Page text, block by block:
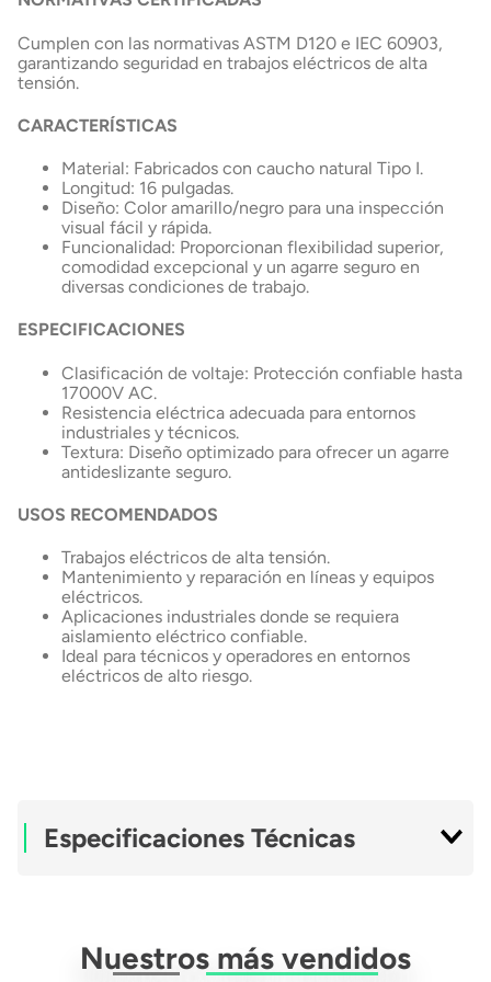
Cumplen con las normativas ASTM D120 e IEC 60903,
garantizando seguridad en trabajos eléctricos de alta
tensión.
CARACTERÍSTICAS
Material: Fabricados con caucho natural Tipo I.
Longitud: 16 pulgadas.
Diseño: Color amarillo/negro para una inspección
visual fácil y rápida.
Funcionalidad: Proporcionan flexibilidad superior,
comodidad excepcional y un agarre seguro en
diversas condiciones de trabajo.
ESPECIFICACIONES
Clasificación de voltaje: Protección confiable hasta
17000V AC.
Resistencia eléctrica adecuada para entornos
industriales y técnicos.
Textura: Diseño optimizado para ofrecer un agarre
antideslizante seguro.
USOS RECOMENDADOS
Trabajos eléctricos de alta tensión.
Mantenimiento y reparación en líneas y equipos
eléctricos.
Aplicaciones industriales donde se requiera
aislamiento eléctrico confiable.
Ideal para técnicos y operadores en entornos
eléctricos de alto riesgo.
Especificaciones Técnicas
Cantidad De Pares 1
Nuestros más vendidos